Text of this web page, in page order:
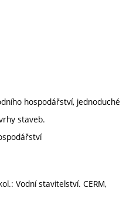
hospodářství, jednoduché
staveb.
Vodní stavitelství. CERM,